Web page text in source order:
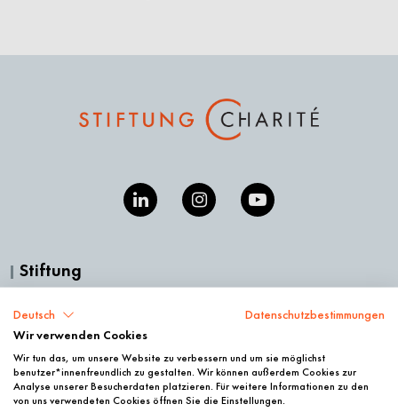
Stiftung
Organisation
Stifterin & Geschichte
Stellenausschreibungen
Deutsch Datenschutzbestimmungen
Wir verwenden Cookies
Wir tun das, um unsere Website zu verbessern und um sie möglichst
benutzer*innenfreundlich zu gestalten. Wir können außerdem Cookies zur
Analyse unserer Besucherdaten platzieren. Für weitere Informationen zu den
von uns verwendeten Cookies öffnen Sie die Einstellungen.